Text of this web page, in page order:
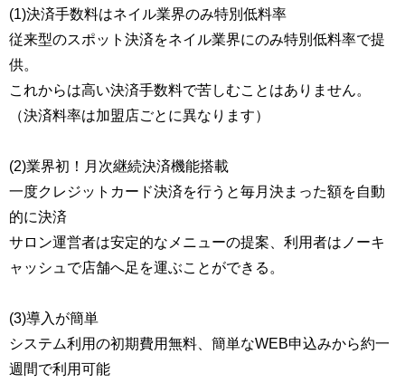
(1)決済手数料はネイル業界のみ特別低料率
従来型のスポット決済をネイル業界にのみ特別低料率で提
供。
これからは高い決済手数料で苦しむことはありません。
（決済料率は加盟店ごとに異なります）
(2)業界初！月次継続決済機能搭載
一度クレジットカード決済を行うと毎月決まった額を自動
的に決済
サロン運営者は安定的なメニューの提案、利用者はノーキ
ャッシュで店舗へ足を運ぶことができる。
(3)導入が簡単
システム利用の初期費用無料、簡単なWEB申込みから約一
週間で利用可能